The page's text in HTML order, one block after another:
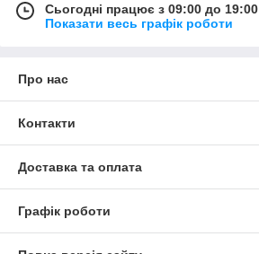
Сьогодні працює з 09:00 до 19:00
Показати весь графік роботи
Про нас
Контакти
Доставка та оплата
Графік роботи